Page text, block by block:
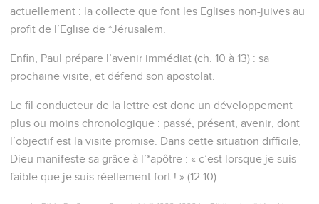
actuellement : la collecte que font les Eglises non-juives au
profit de l’Eglise de *Jérusalem.
Enfin, Paul prépare l’avenir immédiat (ch. 10 à 13) : sa
prochaine visite, et défend son apostolat.
Le fil conducteur de la lettre est donc un développement
plus ou moins chronologique : passé, présent, avenir, dont
l’objectif est la visite promise. Dans cette situation difficile,
Dieu manifeste sa grâce à l’*apôtre : « c’est lorsque je suis
faible que je suis réellement fort ! » (12.10).